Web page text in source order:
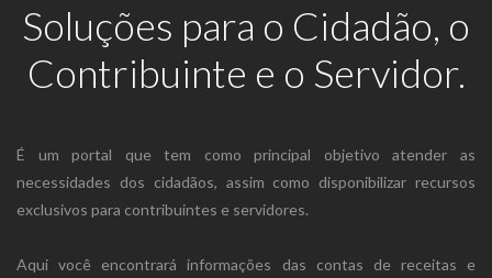
Soluções para o Cidadão, o
Contribuinte e o Servidor.
É um portal que tem como principal objetivo atender as
necessidades dos cidadãos, assim como disponibilizar recursos
exclusivos para contribuintes e servidores.
Aqui você encontrará informações das contas de receitas e